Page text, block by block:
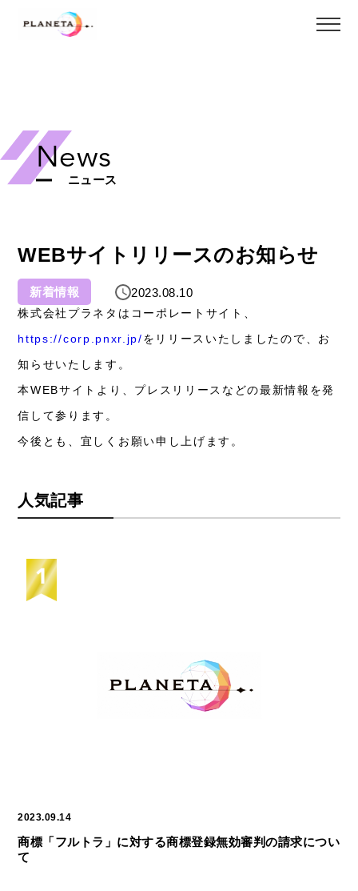
News
ニュース
WEBサイトリリースのお知らせ
新着情報 2023.08.10
株式会社プラネタはコーポレートサイト、
https://corp.pnxr.jp/をリリースいたしましたので、お
知らせいたします。
本WEBサイトより、プレスリリースなどの最新情報を発
信して参ります。
今後とも、宜しくお願い申し上げます。
人気記事
2023.09.14
商標「フルトラ」に対する商標登録無効審判の請求につい
て